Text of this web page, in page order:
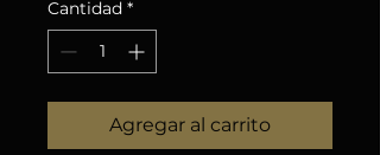
Cantidad *
Agregar al carrito